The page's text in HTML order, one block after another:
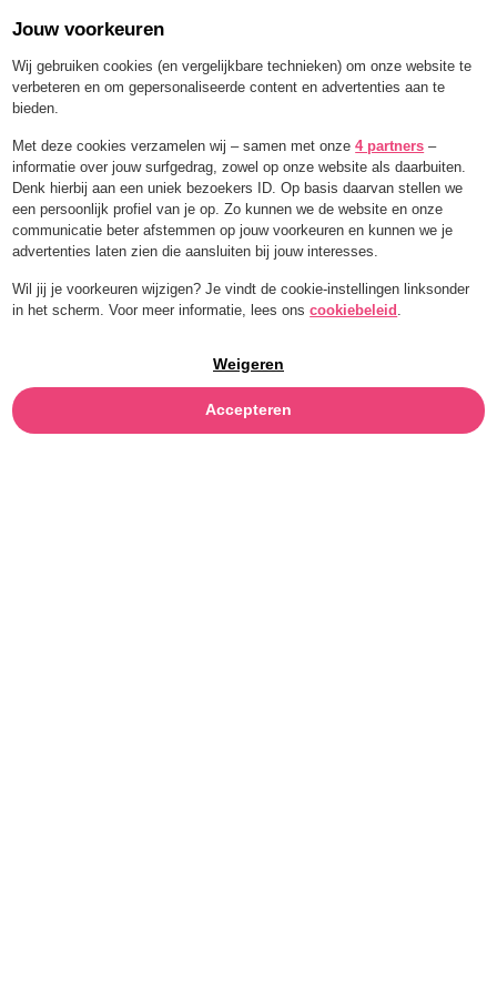
Jouw voorkeuren
Wij gebruiken cookies (en vergelijkbare technieken) om onze website te
verbeteren en om gepersonaliseerde content en advertenties aan te
bieden.
Met deze cookies verzamelen wij – samen met onze4 partners –
informatie over jouw surfgedrag, zowel op onze website als daarbuiten.
Denk hierbij aan een uniek bezoekers ID. Op basis daarvan stellen we
een persoonlijk profiel van je op. Zo kunnen we de website en onze
communicatie beter afstemmen op jouw voorkeuren en kunnen we je
advertenties laten zien die aansluiten bij jouw interesses.
Wil jij je voorkeuren wijzigen? Je vindt de cookie-instellingen linksonder
in het scherm. Voor meer informatie, lees onscookiebeleid
Weigeren
Accepteren